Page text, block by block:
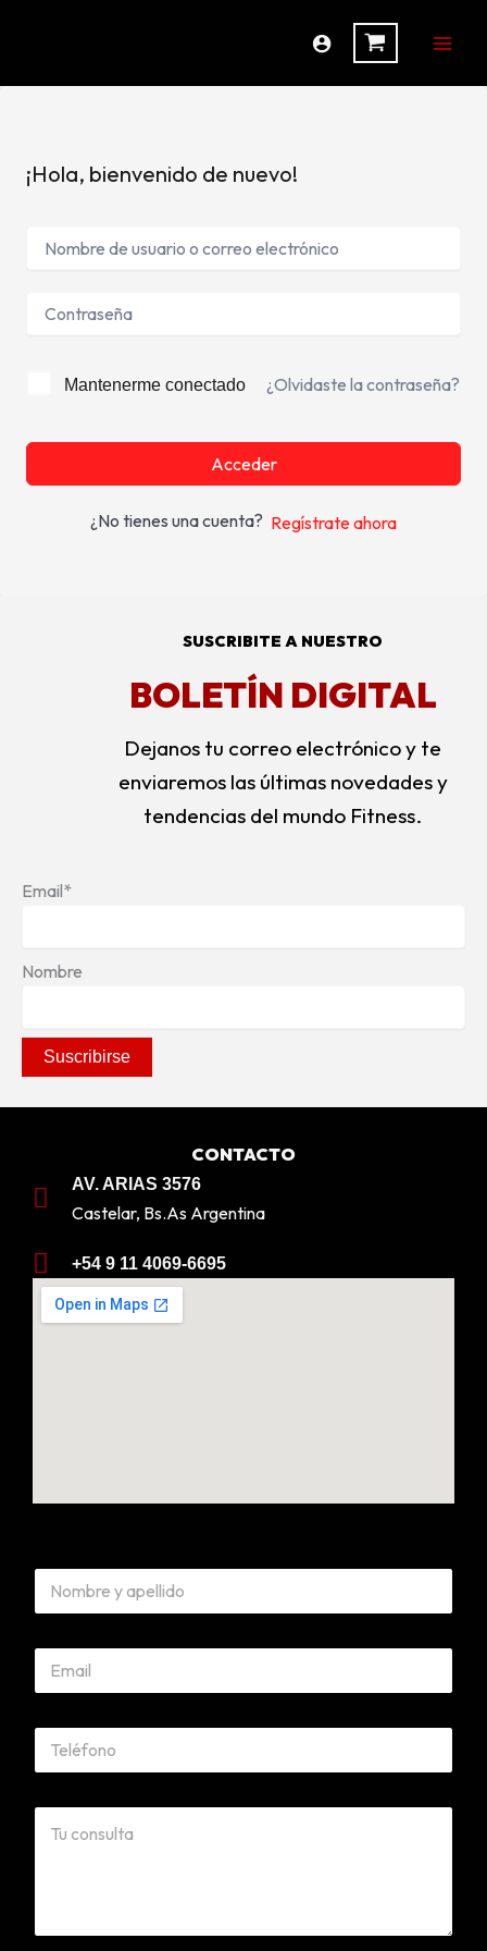
¡Hola, bienvenido de nuevo!
Mantenerme conectado ¿Olvidaste la contraseña?
Acceder
¿No tienes una cuenta? Regístrate ahora
SUSCRIBITE A NUESTRO
BOLETÍN DIGITAL
Dejanos tu correo electrónico y te
enviaremos las últimas novedades y
tendencias del mundo Fitness.
Email*
Nombre
CONTACTO
AV. ARIAS 3576
Castelar, Bs.As Argentina
+54 9 11 4069-6695